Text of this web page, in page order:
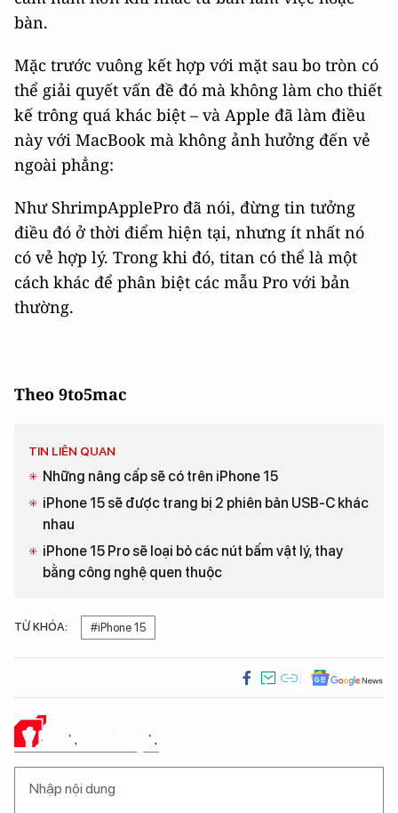
bàn.
Mặc trước vuông kết hợp với mặt sau bo tròn có
thể giải quyết vấn đề đó mà không làm cho thiết
kế trông quá khác biệt – và Apple đã làm điều
này với MacBook mà không ảnh hưởng đến vẻ
ngoài phẳng:
Như ShrimpApplePro đã nói, đừng tin tưởng
điều đó ở thời điểm hiện tại, nhưng ít nhất nó
có vẻ hợp lý. Trong khi đó, titan có thể là một
cách khác để phân biệt các mẫu Pro với bản
thường.
Theo 9to5mac
TIN LIÊN QUAN
Những nâng cấp sẽ có trên iPhone 15
iPhone 15 sẽ được trang bị 2 phiên bản USB-C khác
nhau
iPhone 15 Pro sẽ loại bỏ các nút bấm vật lý, thay
bằng công nghệ quen thuộc
TỪ KHÓA: #iPhone 15
Ý KIẾN CỦA BẠN